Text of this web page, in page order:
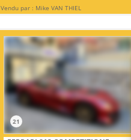
Vendu par : Mike VAN THIEL
21